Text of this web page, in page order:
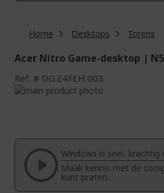
Home Desktops Torens
Acer Nitro Game-desktop |
Ref. DG.E4FEH.003
Ga
van
afbeeldingen-
gallerij
begin
afbeeldingen-
gallerij
Windows is snel, krachtig
Maak kennis met de
kunt praten.